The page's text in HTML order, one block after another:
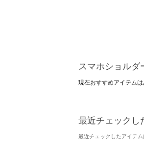
スマホショルダ
現在おすすめアイテムは
最近チェックし
最近チェックしたアイテム